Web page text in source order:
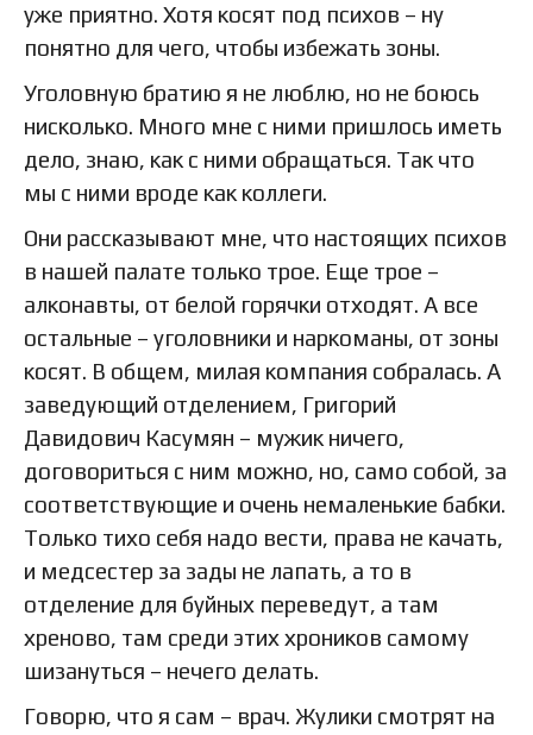
уже приятно. Хотя косят под психов – ну
понятно для чего, чтобы избежать зоны.
Уголовную братию я не люблю, но не боюсь
нисколько. Много мне с ними пришлось иметь
дело, знаю, как с ними обращаться. Так что
мы с ними вроде как коллеги.
Они рассказывают мне, что настоящих психов
в нашей палате только трое. Еще трое –
алконавты, от белой горячки отходят. А все
остальные – уголовники и наркоманы, от зоны
косят. В общем, милая компания собралась. А
заведующий отделением, Григорий
Давидович Касумян – мужик ничего,
договориться с ним можно, но, само собой, за
соответствующие и очень немаленькие бабки.
Только тихо себя надо вести, права не качать,
и медсестер за зады не лапать, а то в
отделение для буйных переведут, а там
хреново, там среди этих хроников самому
шизануться – нечего делать.
Говорю, что я сам – врач. Жулики смотрят на